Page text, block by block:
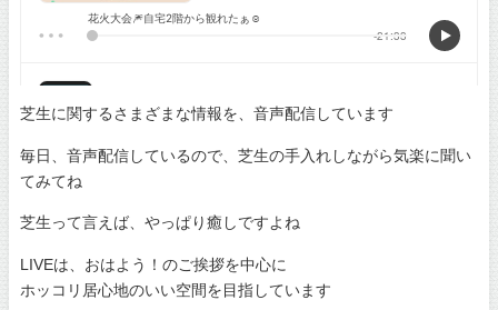
芝生に関するさまざまな情報を、音声配信しています
毎日、音声配信しているので、芝生の手入れしながら気楽に聞い
てみてね
芝生って言えば、やっぱり癒しですよね
LIVEは、おはよう！のご挨拶を中心に
ホッコリ居心地のいい空間を目指しています